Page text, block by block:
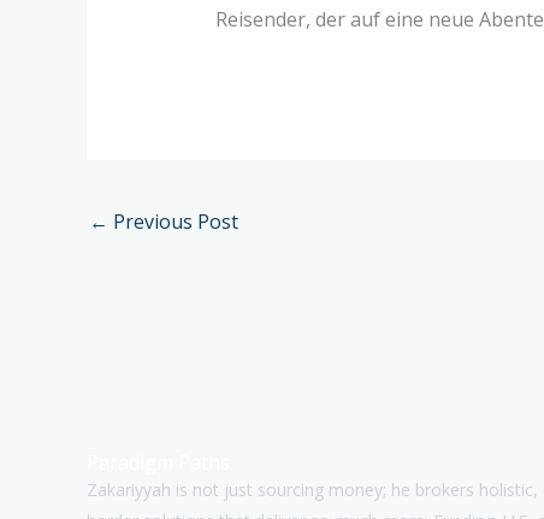
Reisender, der auf eine neue
← Previous Post
Zakariyyah is not just sourcing money; he brokers holistic,